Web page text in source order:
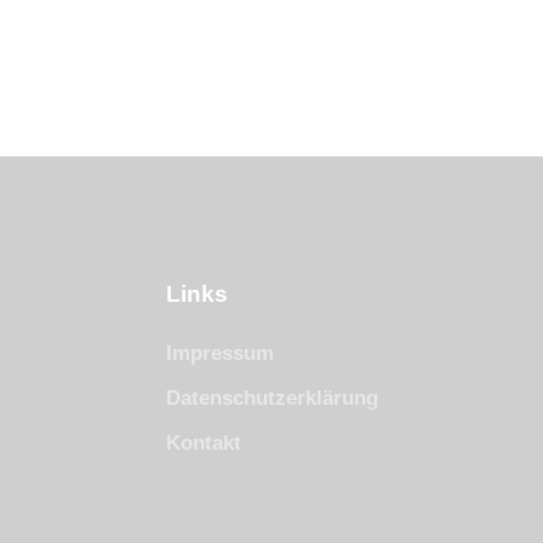
Links
Impressum
Datenschutzerklärung
Kontakt